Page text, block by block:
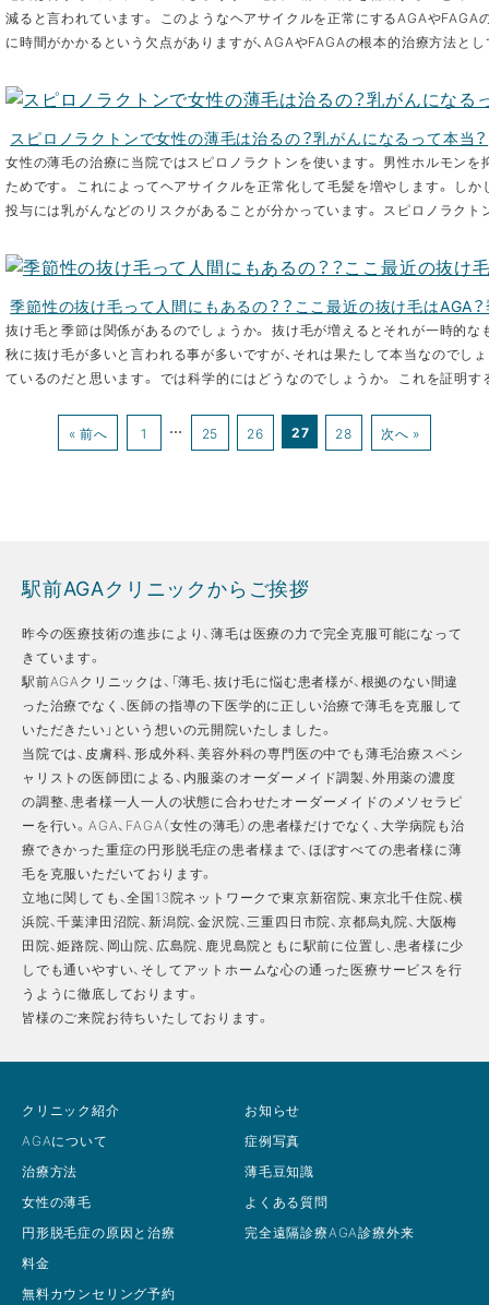
減ると言われています。 このようなヘアサイクルを正常にするAGAやFAGA
に時間がかかるという欠点がありますが、AGAやFAGAの根本的治療方法と
スピロノラクトンで女性の薄毛は治るの？乳がんになるって本当？
女性の薄毛の治療に当院ではスピロノラクトンを使います。 男性ホルモン
ためです。 これによってヘアサイクルを正常化して毛髪を増やします。 しか
投与には乳がんなどのリスクがあることが分かっています。 スピロノラク
季節性の抜け毛って人間にもあるの？？ここ最近の抜け毛はAGA？
抜け毛と季節は関係があるのでしょうか。 抜け毛が増えるとそれが一時的な
秋に抜け毛が多いと言われる事が多いですが、それは果たして本当なのでし
ているのだと思います。 では科学的にはどうなのでしょうか。 これを証明
« 前へ 1 … 25 26 27 28 次へ »
駅前AGAクリニックからご挨拶
昨今の医療技術の進歩により、薄毛は医療の力で完全克服可能になって
きています。
駅前AGAクリニックは、「薄毛、抜け毛に悩む患者様が、根拠のない間違
った治療でなく、医師の指導の下医学的に正しい治療で薄毛を克服して
いただきたい」という想いの元開院いたしました。
当院では、皮膚科、形成外科、美容外科の専門医の中でも薄毛治療スペシ
ャリストの医師団による、内服薬のオーダーメイド調製、外用薬の濃度
の調整、患者様一人一人の状態に合わせたオーダーメイドのメソセラピ
ーを行い。AGA、FAGA（女性の薄毛）の患者様だけでなく、大学病院も治
療できかった重症の円形脱毛症の患者様まで、ほぼすべての患者様に薄
毛を克服いただいております。
立地に関しても、全国13院ネットワークで東京新宿院、東京北千住院、横
浜院、千葉津田沼院、新潟院、金沢院、三重四日市院、京都烏丸院、大阪梅
田院、姫路院、岡山院、広島院、鹿児島院ともに駅前に位置し、患者様に少
しでも通いやすい、そしてアットホームな心の通った医療サービスを行
うように徹底しております。
皆様のご来院お待ちいたしております。
クリニック紹介
AGAについて
治療方法
女性の薄毛
円形脱毛症の原因と治療
料金
お知らせ
症例写真
薄毛豆知識
よくある質問
完全遠隔診療AGA診療外来
無料カウンセリング予約